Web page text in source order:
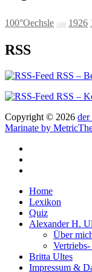
100°Oechsle 1988 1926
RSS
RSS –
RSS –
Copyright © 2026 der
Marinate by
Home
Lexikon
Quiz
Alexander H.
Über
Britta Ultes
Impressum &